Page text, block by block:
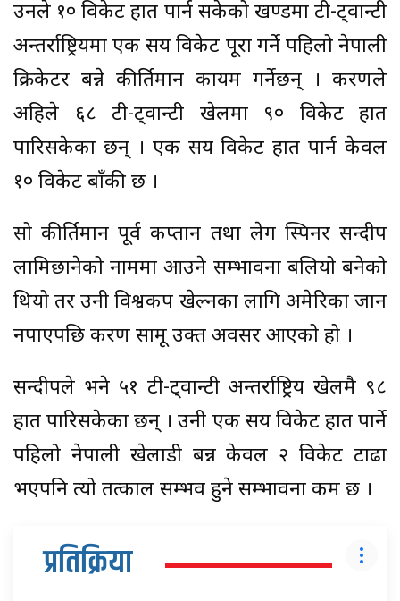
उनले १० विकेट हात पार्न सकेको खण्डमा टी-ट्वान्टी
अन्तर्राष्ट्रियमा एक सय विकेट पूरा गर्ने पहिलो नेपाली
क्रिकेटर बन्ने कीर्तिमान कायम गर्नेछन् । करणले
अहिले ६८ टी-ट्वान्टी खेलमा ९० विकेट हात
पारिसकेका छन् । एक सय विकेट हात पार्न केवल
१० विकेट बाँकी छ ।
सो कीर्तिमान पूर्व कप्तान तथा लेग स्पिनर सन्दीप
लामिछानेको नाममा आउने सम्भावना बलियो बनेको
थियो तर उनी विश्वकप खेल्नका लागि अमेरिका जान
नपाएपछि करण सामू उक्त अवसर आएको हो ।
सन्दीपले भने ५१ टी-ट्वान्टी अन्तर्राष्ट्रिय खेलमै ९८
हात पारिसकेका छन् । उनी एक सय विकेट हात पार्ने
पहिलो नेपाली खेलाडी बन्न केवल २ विकेट टाढा
भएपनि त्यो तत्काल सम्भव हुने सम्भावना कम छ ।
प्रतिक्रिया